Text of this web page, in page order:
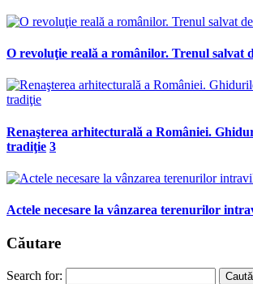
O revoluţie reală a românilor. Trenul salvat
Renaşterea arhitecturală a României.
tradiţie 3
Actele necesare la vânzarea terenurilor
Căutare
Search for: